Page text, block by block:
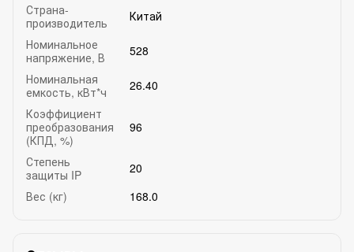
Страна-
производитель
Китай
Номинальное
напряжение, В
528
Номинальная
емкость, кВт*ч
26.40
Коэффициент
преобразования
(КПД, %)
96
Степень
защиты IP
20
Вес (кг)
168.0